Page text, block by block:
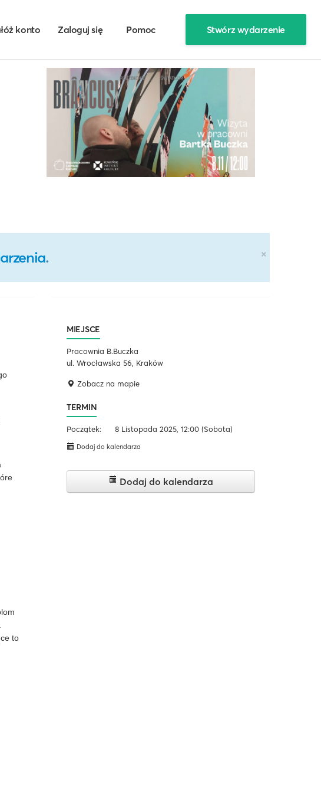
konto Zaloguj się Pomoc Stwórz wydarzenie
×
.
to
MIEJSCE
Pracownia B.Buczka
ul. Wrocławska 56, Kraków
Zobacz na mapie
TERMIN
Początek: 8 Listopada 2025, 12:00 (Sobota)
Dodaj do kalendarza
Dodaj do kalendarza